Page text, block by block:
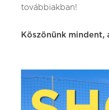
továbbiakban!
Köszönünk